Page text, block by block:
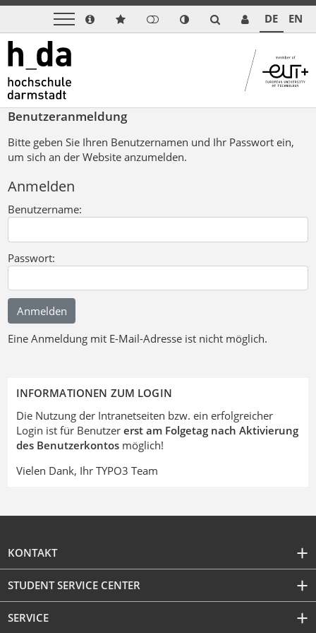
DE EN
Benutzeranmeldung
Bitte geben Sie Ihren Benutzernamen und Ihr Passwort ein,
um sich an der Website anzumelden.
Anmelden
Benutzername:
Passwort:
Eine Anmeldung mit E-Mail-Adresse ist nicht möglich.
INFORMATIONEN ZUM LOGIN
Die Nutzung der Intranetseiten bzw. ein erfolgreicher
Login ist für Benutzer erst am Folgetag nach Aktivierung
des Benutzerkontosmöglich!
Vielen Dank, Ihr TYPO3 Team
KONTAKT
STUDENT SERVICE CENTER
SERVICE